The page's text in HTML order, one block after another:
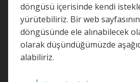
döngüsü içerisinde kendi
yürütebiliriz. Bir web
döngüsünde ele alınabilecek
olarak düşündüğümüzde
alabiliriz.